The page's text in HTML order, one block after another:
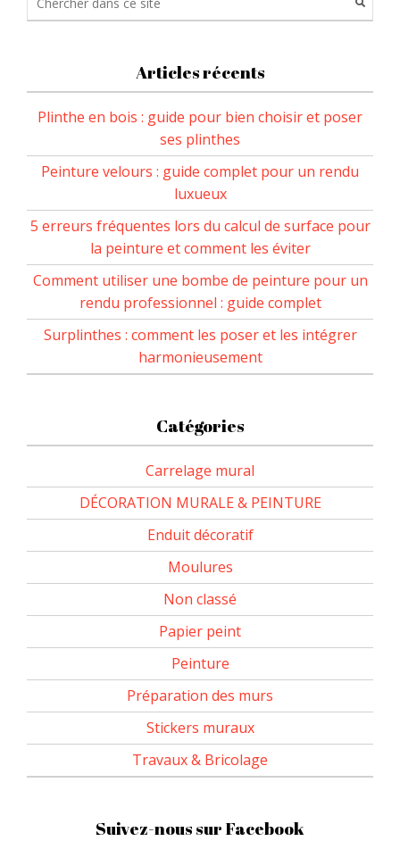
Articles récents
Plinthe en bois : guide pour bien choisir et poser
ses plinthes
Peinture velours : guide complet pour un rendu
luxueux
5 erreurs fréquentes lors du calcul de surface pour
la peinture et comment les éviter
Comment utiliser une bombe de peinture pour un
rendu professionnel : guide complet
Surplinthes : comment les poser et les intégrer
harmonieusement
Catégories
Carrelage mural
DÉCORATION MURALE & PEINTURE
Enduit décoratif
Moulures
Non classé
Papier peint
Peinture
Préparation des murs
Stickers muraux
Travaux & Bricolage
Suivez-nous sur Facebook